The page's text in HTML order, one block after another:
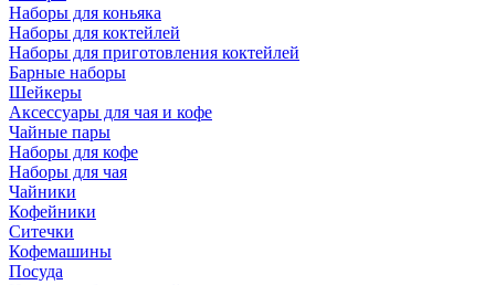
Наборы для коньяка
Наборы для коктейлей
Наборы для приготовления коктейлей
Барные наборы
Шейкеры
Аксессуары для чая и кофе
Чайные пары
Наборы для кофе
Наборы для чая
Чайники
Кофейники
Ситечки
Кофемашины
Посуда